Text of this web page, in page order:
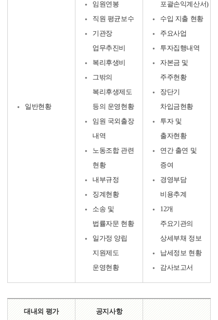
일반현황
임원연봉
직원 평균보수
기관장
업무추진비
복리후생비
그밖의
복리후생제도
등의 운영현황
임원 국외출장
내역
노동조합 관련
현황
내부규정
징계현황
소송 및
법률자문 현황
일가정 양립
지원제도
운영현황
포괄손익계산서)
수입 지출 현황
주요사업
투자집행내역
자본금 및
주주현황
장단기
차입금현황
투자 및
출자현황
연간 출연 및
증여
경영부담
비용추계
12개
주요기관의
상세부채 정보
납세정보 현황
감사보고서
대내외 평가 공지사항